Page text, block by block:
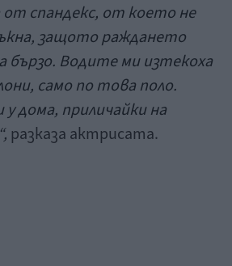
от спандекс, от което не
защото раждането
бързо. Водите ми изтекоха
само по това поло.
дома, приличайки на
разказа актрисата.